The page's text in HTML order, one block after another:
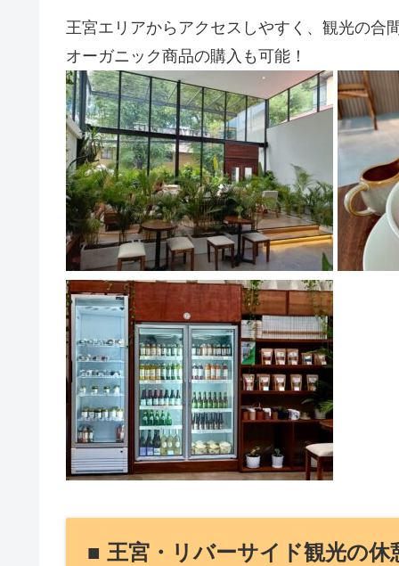
王宮エリアからアクセスしやすく、観光の合
オーガニック商品の購入も可能！
■ 王宮・リバーサイド観光の